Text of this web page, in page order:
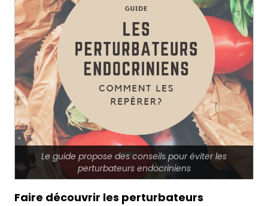
Le guide propose des conseils pour éviter les
perturbateurs endocriniens
Faire découvrir les perturbateurs